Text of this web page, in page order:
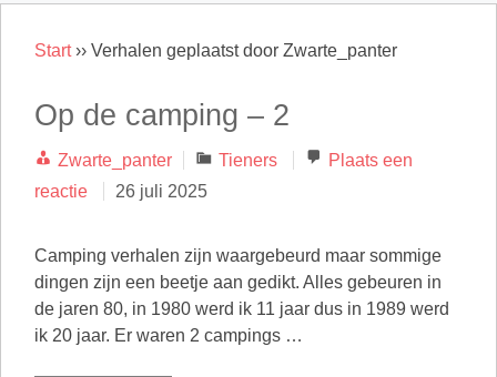
Start›› Verhalen geplaatst door Zwarte_panter
Op de camping – 2
Zwarte_panter Categorieën
Tieners
Plaats een
reactie
26 juli 2025
Camping verhalen zijn waargebeurd maar sommige
dingen zijn een beetje aan gedikt. Alles gebeuren in
de jaren 80, in 1980 werd ik 11 jaar dus in 1989 werd
ik 20 jaar. Er waren 2 campings …